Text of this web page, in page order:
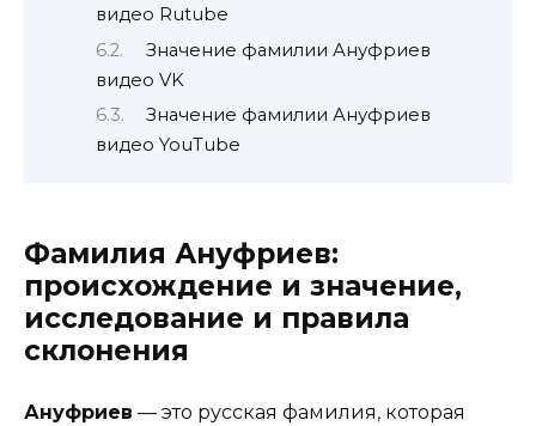
видео Rutube
Значение фамилии Ануфриев
видео VK
Значение фамилии Ануфриев
видео YouTube
Фамилия Ануфриев:
происхождение и значение,
исследование и правила
склонения
Ануфриев — это русская фамилия, которая